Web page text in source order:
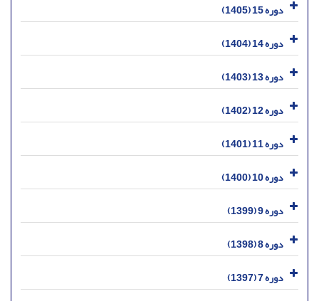
دوره 15 (1405)
دوره 14 (1404)
دوره 13 (1403)
دوره 12 (1402)
دوره 11 (1401)
دوره 10 (1400)
دوره 9 (1399)
دوره 8 (1398)
دوره 7 (1397)